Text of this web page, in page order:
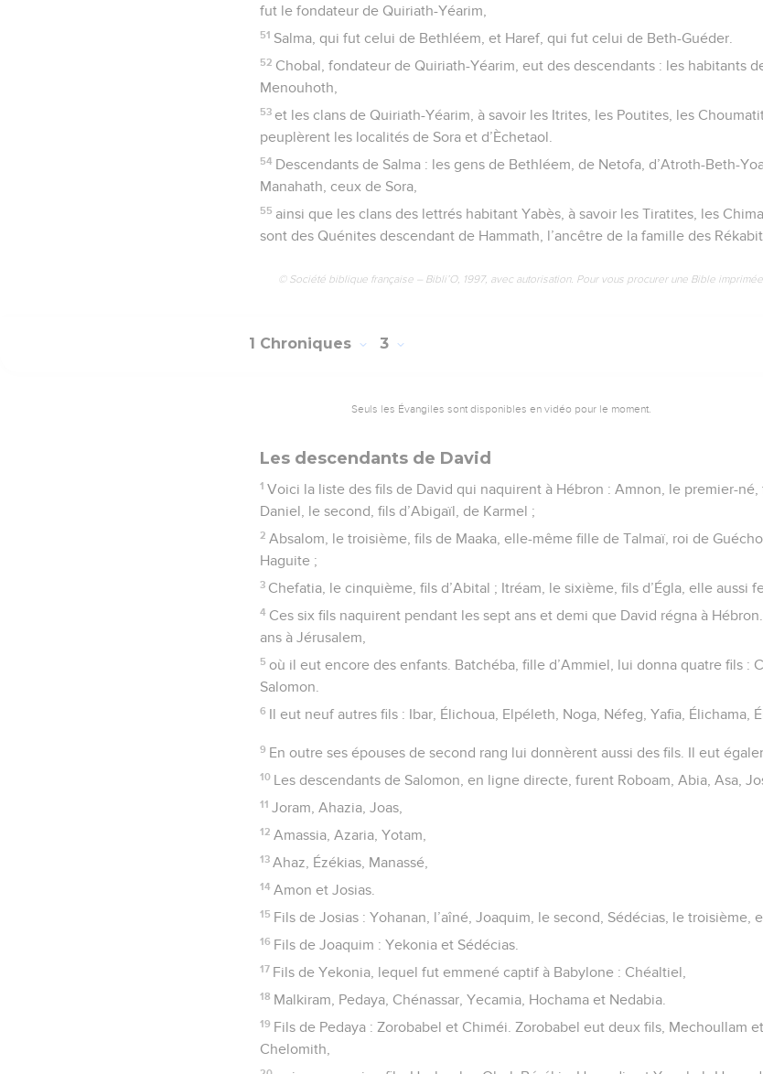
fut le fondateur de Quiriath-Yéarim,
51 Salma, qui fut celui de Bethléem, et Haref, qui fut celui de Beth-Guéder.
52 Chobal, fondateur de Quiriath-Yéarim, eut des descendants : les habitants
Menouhoth,
53 et les clans de Quiriath-Yéarim, à savoir les Itrites, les Poutites, les
peuplèrent les localités de Sora et d’Èchetaol.
54 Descendants de Salma : les gens de Bethléem, de Netofa, d’Atroth-Beth-
Manahath, ceux de Sora,
55 ainsi que les clans des lettrés habitant Yabès, à savoir les Tiratites, les
sont des Quénites descendant de Hammath, l’ancêtre de la famille des
© Société biblique française – Bibli’O, 1997, avec autorisation. Pour vous procurer une Bible
1 Chroniques 3
Seuls les Évangiles sont disponibles en vidéo pour le moment.
Les descendants de David
1 Voici la liste des fils de David qui naquirent à Hébron : Amnon, le premier-né,
Daniel, le second, fils d’Abigaïl, de Karmel ;
2 Absalom, le troisième, fils de Maaka, elle-même fille de Talmaï, roi de
Haguite ;
3 Chefatia, le cinquième, fils d’Abital ; Itréam, le sixième, fils d’Égla, elle aussi
4 Ces six fils naquirent pendant les sept ans et demi que David régna à
ans à Jérusalem,
5 où il eut encore des enfants. Batchéba, fille d’Ammiel, lui donna quatre fils :
Salomon.
6 Il eut neuf autres fils : Ibar, Élichoua, Elpéleth, Noga, Néfeg, Yafia, Élichama,
9 En outre ses épouses de second rang lui donnèrent aussi des fils. Il eut
10 Les descendants de Salomon, en ligne directe, furent Roboam, Abia, Asa,
11 Joram, Ahazia, Joas,
12 Amassia, Azaria, Yotam,
13 Ahaz, Ézékias, Manassé,
14 Amon et Josias.
15 Fils de Josias : Yohanan, l’aîné, Joaquim, le second, Sédécias, le troisième,
16 Fils de Joaquim : Yekonia et Sédécias.
17 Fils de Yekonia, lequel fut emmené captif à Babylone : Chéaltiel,
18 Malkiram, Pedaya, Chénassar, Yecamia, Hochama et Nedabia.
19 Fils de Pedaya : Zorobabel et Chiméi. Zorobabel eut deux fils, Mechoullam
Chelomith,